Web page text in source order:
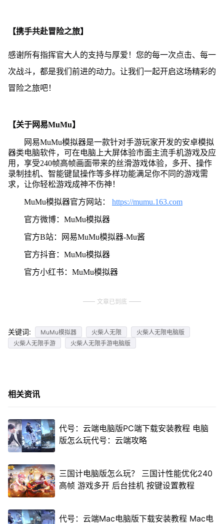
【携手共赴冒险之旅】
感谢所有指挥官大人的支持与厚爱！您的每一次点击、每一
次战斗，都是我们前进的动力。让我们一起开启这场精彩的
冒险之旅吧！
【关于网易MuMu】
网易MuMu模拟器是一款针对手游玩家开发的安卓模拟
器类电脑软件，可在电脑上大屏体验市面主流手机游戏及应
用，享受240帧高帧画面带来的丝滑游戏体验，多开、操作
录制挂机、智能键鼠操作等多样功能满足你不同的游戏需
求，让你轻松游戏成神不伤神！
MuMu模拟器官方网站： https://mumu.163.com
官方微博：MuMu模拟器
官方B站：网易MuMu模拟器-Mu酱
官方抖音：MuMu模拟器
官方小红书：MuMu模拟器
文章已到底
关键词: MuMu模拟器 火柴人无限
火柴人无限电脑版
火柴人无限手游
火柴人无限手游电脑版
相关资讯
代号：云端电脑版PC端下载安装教程 电脑
版怎么玩代号：云端攻略
三国计电脑版怎么玩？ 三国计性能优化240
高帧 游戏多开 后台挂机 按键设置教程
代号：云端Mac电脑版下载安装教程 Mac电